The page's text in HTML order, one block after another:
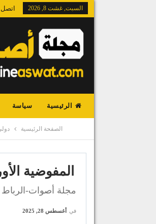
السبت, غشت 8, 2026 اتصل
الرئيسية سياسة
الصفحة الرئيسية
المفوضية
مجلة أصوات-الرباط
في أغسطس 28, 2025